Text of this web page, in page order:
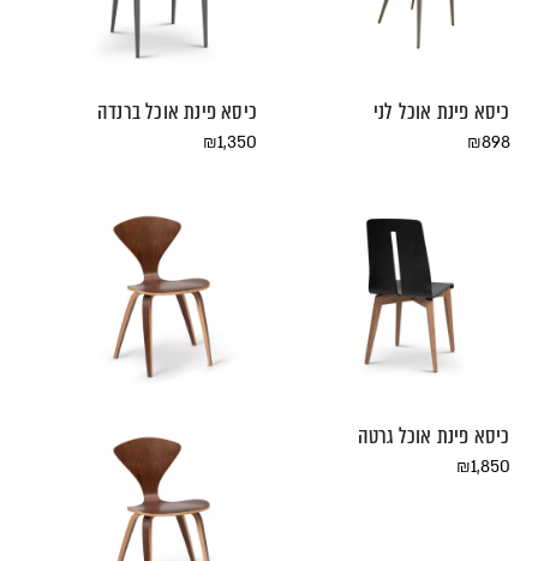
כיסא פינת אוכל לני
₪898
כיסא פינת אוכל ברנדה
₪1,350
כיסא פינת אוכל גרטה
₪1,850